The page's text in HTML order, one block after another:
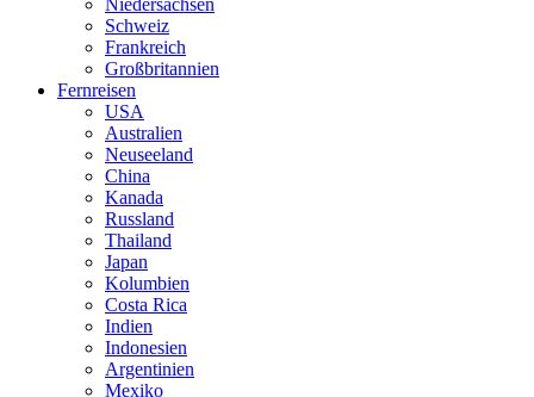
Niedersachsen
Schweiz
Frankreich
Großbritannien
Fernreisen
USA
Australien
Neuseeland
China
Kanada
Russland
Thailand
Japan
Kolumbien
Costa Rica
Indien
Indonesien
Argentinien
Mexiko